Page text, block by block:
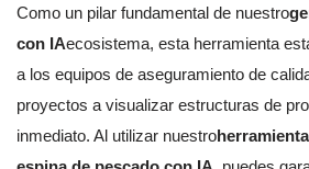
Como un pilar fundamental de nuestro
con IAecosistema, esta herramienta
a los equipos de aseguramiento de
proyectos a visualizar estructuras de
inmediato. Al utilizar nuestro